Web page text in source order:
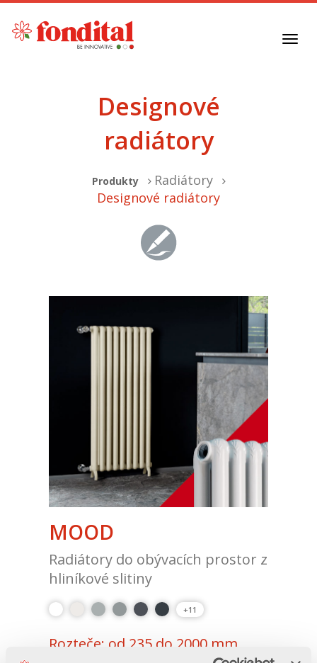
Designové
radiátory
Produkty
Radiátory
Designové radiátory
MOOD
Radiátory do obývacích prostor z
hliníkové slitiny
+11
Rozteče: od 235 do 2000 mm